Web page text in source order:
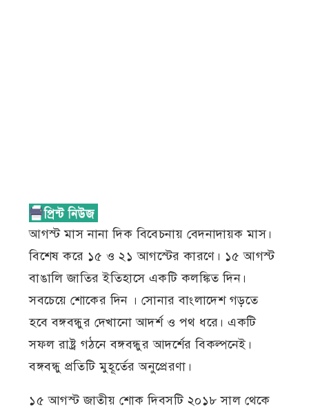
আগস্ট মাস নানা দিক বিবেচনায় বেদনাদায়ক মাস।
বিশেষ করে ১৫ ও ২১ আগস্টের কারণে। ১৫ আগস্ট
বাঙালি জাতির ইতিহাসে একটি কলঙ্কিত দিন।
সবচেয়ে শোকের দিন । সোনার বাংলাদেশ গড়তে
হবে বঙ্গবন্ধুর দেখানো আদর্শ ও পথ ধরে। একটি
সফল রাষ্ট্র গঠনে বঙ্গবন্ধুর আদর্শের বিকল্পনেই।
বঙ্গবন্ধু প্রতিটি মুহূর্তের অনুপ্রেরণা।
১৫ আগস্ট জাতীয় শোক দিবসটি ২০১৮ সাল থেকে